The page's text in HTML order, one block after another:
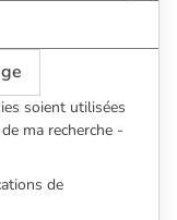
soient utilisées
ma recherche -
de